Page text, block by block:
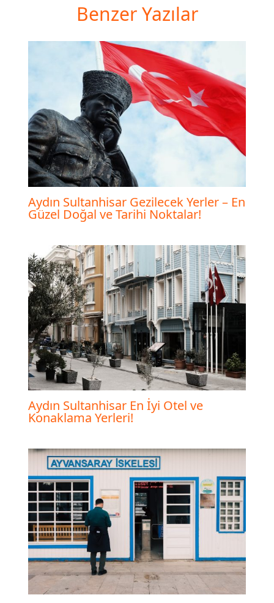
Benzer Yazılar
Aydın Sultanhisar Gezilecek Yerler – En
Güzel Doğal ve Tarihi Noktalar!
Aydın Sultanhisar En İyi Otel ve
Konaklama Yerleri!